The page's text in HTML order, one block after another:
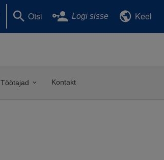
Otsi Logi sisse Keel
Töötajad Kontakt